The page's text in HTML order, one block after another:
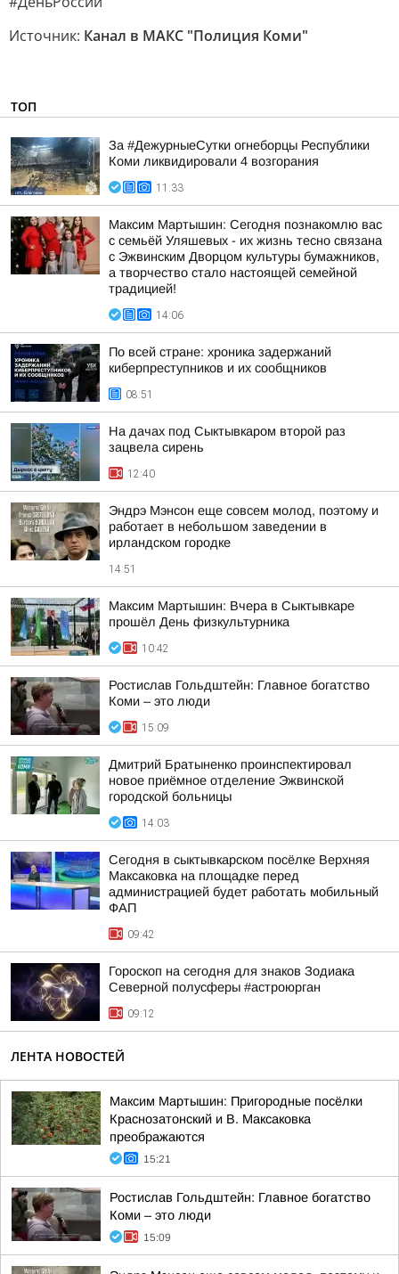
Источник: Канал в МАКС "Полиция Коми"
ТОП
За #ДежурныеСутки огнеборцы Республики
Коми ликвидировали 4 возгорания
11:33
Максим Мартышин: Сегодня познакомлю вас
с семьёй Уляшевых - их жизнь тесно связана
с Эжвинским Дворцом культуры бумажников,
а творчество стало настоящей семейной
традицией!
14:06
По всей стране: хроника задержаний
киберпреступников и их сообщников
08:51
На дачах под Сыктывкаром второй раз
зацвела сирень
12:40
Эндрэ Мэнсон еще совсем молод, поэтому и
работает в небольшом заведении в
ирландском городке
14:51
Максим Мартышин: Вчера в Сыктывкаре
прошёл День физкультурника
10:42
Ростислав Гольдштейн: Главное богатство
Коми – это люди
15:09
Дмитрий Братыненко проинспектировал
новое приёмное отделение Эжвинской
городской больницы
14:03
Сегодня в сыктывкарском посёлке Верхняя
Максаковка на площадке перед
администрацией будет работать мобильный
ФАП
09:42
Гороскоп на сегодня для знаков Зодиака
Северной полусферы #астроюрган
09:12
ЛЕНТА НОВОСТЕЙ
Максим Мартышин: Пригородные посёлки
Краснозатонский и В. Максаковка
преображаются
15:21
Ростислав Гольдштейн: Главное богатство
Коми – это люди
15:09